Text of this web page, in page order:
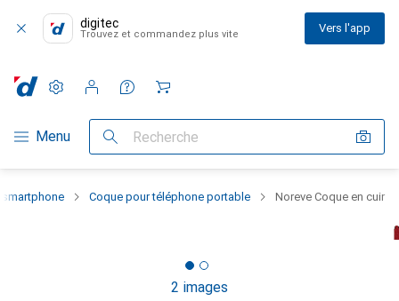
digitec
Trouvez et commandez plus vite Vers l'app
Navigation par catégorie
Menu Recherche
Paramètres
Compte client
Listes de comparaison
Listes d'envies
Panier
Coque pour téléphone portable Noreve Coque en cuir
2 images